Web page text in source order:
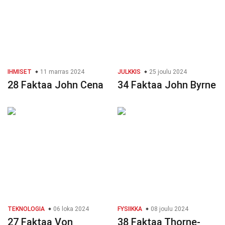
IHMISET 11 marras 2024
28 Faktaa John Cena
JULKKIS 25 joulu 2024
34 Faktaa John Byrne
TEKNOLOGIA 06 loka 2024
27 Faktaa Von
FYSIIKKA 08 joulu 2024
38 Faktaa Thorne-